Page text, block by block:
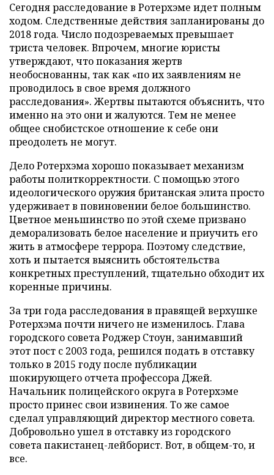
Сегодня расследование в Ротерхэме идет полным
ходом. Следственные действия запланированы до
2018 года. Число подозреваемых превышает
триста человек. Впрочем, многие юристы
утверждают, что показания жертв
необоснованны, так как «по их заявлениям не
проводилось в свое время должного
расследования». Жертвы пытаются объяснить, что
именно на это они и жалуются. Тем не менее
общее снобистское отношение к себе они
преодолеть не могут.
Дело Ротерхэма хорошо показывает механизм
работы политкорректности. С помощью этого
идеологического оружия британская элита просто
удерживает в повиновении белое большинство.
Цветное меньшинство по этой схеме призвано
деморализовать белое население и приучить его
жить в атмосфере террора. Поэтому следствие,
хоть и пытается выяснить обстоятельства
конкретных преступлений, тщательно обходит их
коренные причины.
За три года расследования в правящей верхушке
Ротерхэма почти ничего не изменилось. Глава
городского совета Роджер Стоун, занимавший
этот пост с 2003 года, решился подать в отставку
только в 2015 году после публикации
шокирующего отчета профессора Джей.
Начальник полицейского округа в Ротерхэме
просто принес свои извинения. То же самое
сделал управляющий директор местного совета.
Добровольно ушел в отставку из городского
совета пакистанец-лейборист. Вот, в общем-то, и
все.